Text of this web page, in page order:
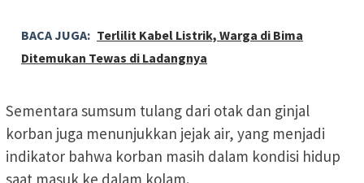
BACA JUGA: Terlilit Kabel Listrik, Warga di Bima
Ditemukan Tewas di Ladangnya
Sementara sumsum tulang dari otak dan ginjal
korban juga menunjukkan jejak air, yang menjadi
indikator bahwa korban masih dalam kondisi hidup
saat masuk ke dalam kolam.